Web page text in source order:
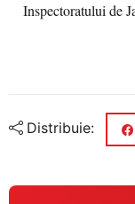
Inspectoratului de
Distribuie: